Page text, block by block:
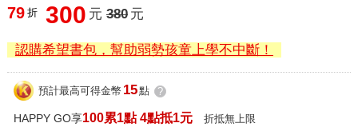
79 折 300 元 380 元
認購希望書包，幫助弱勢孩童上學不中斷！
預計最高可得金幣 15點 ?
HAPPY GO享100累1點 4點抵1元 折抵無上限